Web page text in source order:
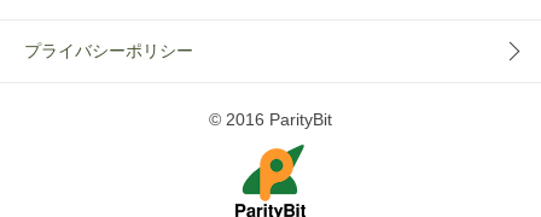
プライバシーポリシー
© 2016 ParityBit